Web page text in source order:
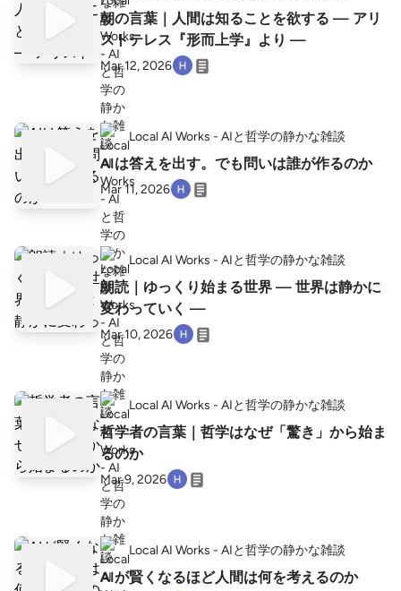
朝の言葉｜人間は知ることを欲する — アリ
ストテレス『形而上学』より —
Mar 12, 2026
Local AI Works - AIと哲学の静かな雑談
AIは答えを出す。でも問いは誰が作るのか
Mar 11, 2026
Local AI Works - AIと哲学の静かな雑談
朗読｜ゆっくり始まる世界 — 世界は静かに
変わっていく —
Mar 10, 2026
Local AI Works - AIと哲学の静かな雑談
哲学者の言葉｜哲学はなぜ「驚き」から始ま
るのか
Mar 9, 2026
Local AI Works - AIと哲学の静かな雑談
AIが賢くなるほど人間は何を考えるのか